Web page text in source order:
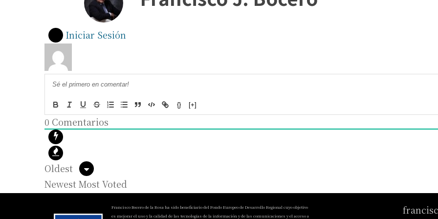
Iniciar Sesión
{} [+]
0 Comentarios
Oldest
Newest Most Voted
Francisco Bocero de la Rosa ha sido beneficiario del Fondo Europeo de Desarrollo Regional cuyo objetivo
es mejorar el uso y la calidad de las tecnologías de la información y de las comunicaciones y el acceso a